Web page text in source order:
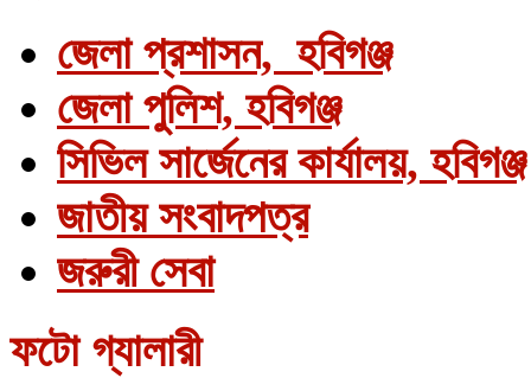
জেলা প্রশাসন, হবিগঞ্জ
জেলা পুলিশ, হবিগঞ্জ
সিভিল সার্জেনের কার্যালয়, হবিগঞ্জ
জাতীয় সংবাদপত্র
জরুরী সেবা
ফটো গ্যালারী